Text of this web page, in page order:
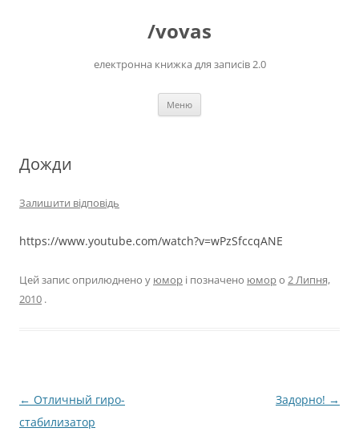
/vovas
електронна книжка для записів 2.0
Меню
Дожди
Залишити відповідь
https://www.youtube.com/watch?v=wPzSfccqANE
Цей запис оприлюднено у юмор і позначено юморо 2 Липня,
2010 .
Навігація
по
← Отличный гиро-
стабилизатор
Задорно! →